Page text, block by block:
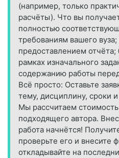
(например, только
расчёты). Что вы
полностью
требованиям вашего
предоставлением
рамках изначального
содержанию работы
Всё просто: Оставьте
тему, дисциплину, сроки
Мы рассчитаем
подходящего автора.
работа начнётся!
проверьте его и внесите
откладывайте на